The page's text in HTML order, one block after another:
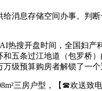
消息存储空间办事。判
搜开盘时间，全国妇产
五条过江地道（包罗桥
级预算购房者解锁了一个
三房户型，【☎欢送致